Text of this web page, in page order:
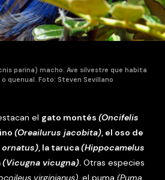
parina) macho. Ave silvestre que habita
quenual. Foto: Steven Sevillano
el gato montés (Oncifelis
(Oreailurus jacobita), el oso de
ornatus), la taruca(Hippocamelus
(Vicugna vicugna). Otras especies
virginianus) , el puma (Puma